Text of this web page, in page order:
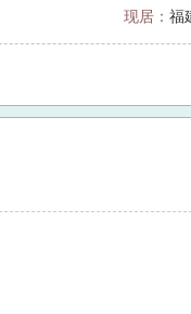
现居： 福